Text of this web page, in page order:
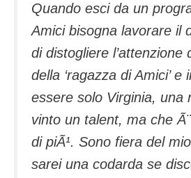
Quando esci da un
Amici bisogna lavorare il
di distogliere l’attenzione
della ‘ragazza di Amici’ e
essere solo Virginia, una
vinto un talent, ma che
di piÃ¹. Sono fiera del
sarei una codarda se